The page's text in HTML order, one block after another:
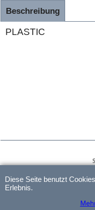
Beschreibung
PLASTIC
Diese Seite benutzt
Erlebnis.